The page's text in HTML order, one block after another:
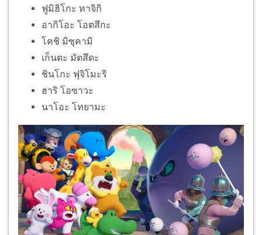
ฟูมิฮิโกะ ทาจิกิ
อากิโอะ โอตสึกะ
โคชิ มิซุคามิ
เก็นตะ มัตสึดะ
ชินโกะ ฟุจิโมะริ
ฮาริ โอซาวะ
นาโอะ โทยามะ